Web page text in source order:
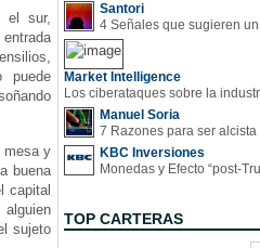
el sur,
puede
mesa y
buena
capital
alguien
sujeto
Santori
Market Intelligence
Manuel Soria
7 Razones para ser
KBC Inversiones
TOP CARTERAS